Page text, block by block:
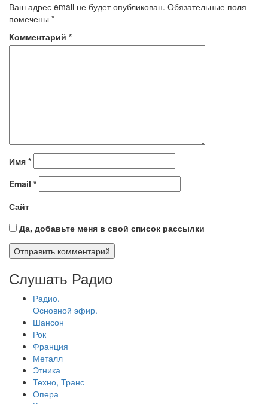
Ваш адрес email не будет опубликован. Обязательные поля
помечены *
Комментарий *
Имя *
Email *
Сайт
Да, добавьте меня в свой список рассылки
Слушать Радио
Радио.
Основной эфир.
Шансон
Рок
Франция
Металл
Этника
Техно, Транс
Опера